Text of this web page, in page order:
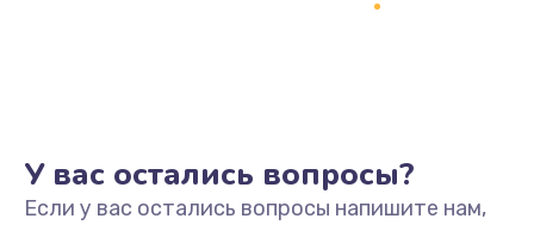
Не включается
У вас остались вопросы?
Если у вас остались вопросы напишите нам,